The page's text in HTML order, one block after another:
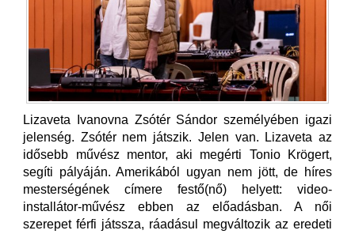
Lizaveta Ivanovna Zsótér Sándor személyében igazi
jelenség. Zsótér nem játszik. Jelen van. Lizaveta az
idősebb művész mentor, aki megérti Tonio Krögert,
segíti pályáján. Amerikából ugyan nem jött, de híres
mesterségének címere festő(nő) helyett: video-
installátor-művész ebben az előadásban. A női
szerepet férfi játssza, ráadásul megváltozik az eredeti